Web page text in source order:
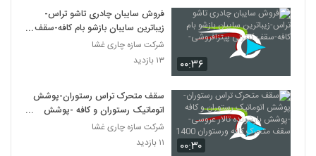
۰۰:۳۶
فروش سایبان چادری تاشو تراس-
زیباترین سایبان بازشو بام کافه-سقف
کنترلی پیتزافروشی-
شرکت سازه چاری غشا
۱۳ بازدید
۰۰:۳۰
سقف متحرک تراس رستوران-پوشش
اتوماتیک رستوران و کافه -پوشش
بازشونده تالار عروسی-سقف متحرک
کافه ورستوران 1400
شرکت سازه چاری غشا
۱۱ بازدید